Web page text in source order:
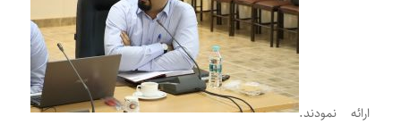
ارائه نمودند.